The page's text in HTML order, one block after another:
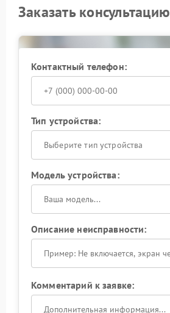
Заказать консультацию
Контактный телефон:
Тип устройства:
Выберите тип устройства
Модель устройства:
Описание неисправности:
Комментарий к заявке: